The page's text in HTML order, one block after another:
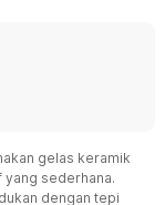
gelas keramik
yang sederhana.
dengan tepi